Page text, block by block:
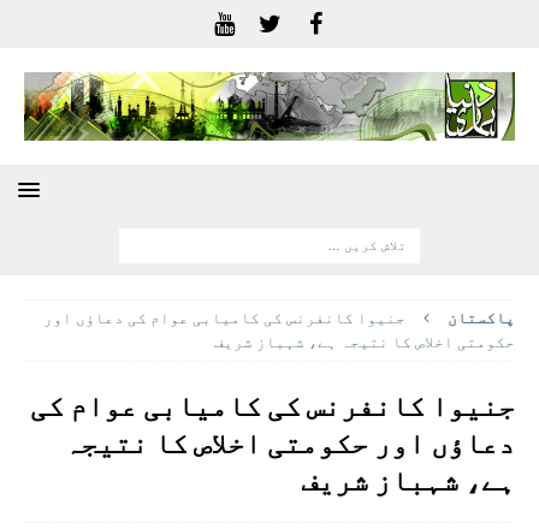
پاکستان
جنیوا کانفرنس کی کامیابی عوام کی دعاؤں اور
حکومتی اخلاص کا نتیجہ ہے، شہباز شریف
جنیوا کانفرنس کی کامیابی عوام کی
دعاؤں اور حکومتی اخلاص کا نتیجہ
ہے، شہباز شریف